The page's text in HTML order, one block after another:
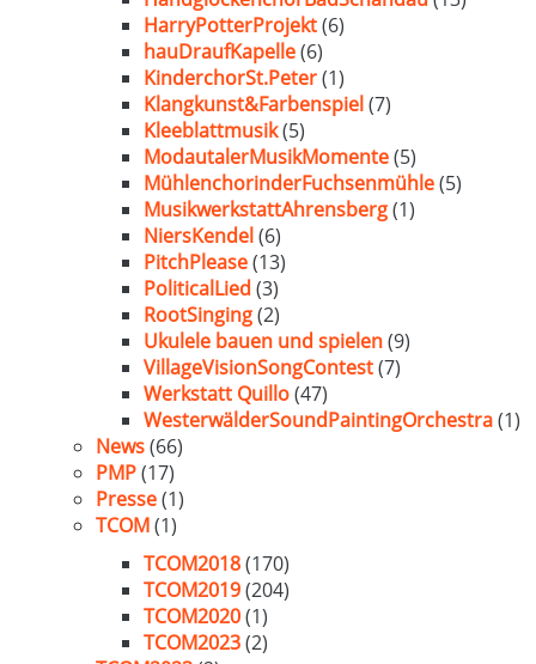
HarryPotterProjekt(6)
hauDraufKapelle(6)
KinderchorSt.Peter(1)
Klangkunst&Farbenspiel(7)
Kleeblattmusik(5)
ModautalerMusikMomente(5)
MühlenchorinderFuchsenmühle(5)
MusikwerkstattAhrensberg(1)
NiersKendel(6)
PitchPlease(13)
PoliticalLied (3)
RootSinging(2)
Ukulele bauen und spielen(9)
VillageVisionSongContest(7)
Werkstatt Quillo(47)
WesterwälderSoundPaintingOrchestra(1)
News(66)
PMP(17)
Presse(1)
TCOM(1)
TCOM2018(170)
TCOM2019(204)
TCOM2020(1)
TCOM2023(2)